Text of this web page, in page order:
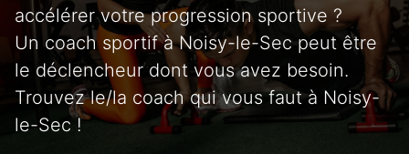
accélérer votre progression sportive ?
Un coach sportif à Noisy-le-Sec peut être
le déclencheur dont vous avez besoin.
Trouvez le/la coach qui vous faut à Noisy-
le-Sec !